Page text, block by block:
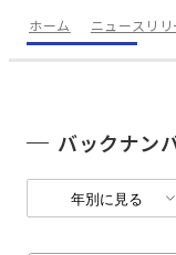
ホーム ニュースリリ
バックナン